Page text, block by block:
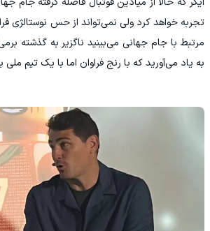
تجربه خواهد کرد ولی نمی‌تواند از حس نوستالژی
مرتبط با جام جهانی می‌بینید ناگزیر به گذشته
به یاد می‌آورید که با رنج فراوان اما با یک تیم